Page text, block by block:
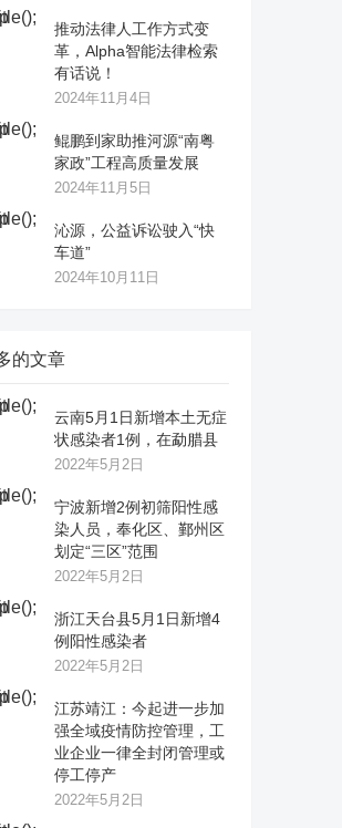
推动法律人工作方式变
革，Alpha智能法律检索
有话说！
2024年11月4日
鲲鹏到家助推河源“南粤
家政”工程高质量发展
2024年11月5日
沁源，公益诉讼驶入“快
车道”
2024年10月11日
的文章
云南5月1日新增本土无症
状感染者1例，在勐腊县
2022年5月2日
宁波新增2例初筛阳性感
染人员，奉化区、鄞州区
划定“三区”范围
2022年5月2日
浙江天台县5月1日新增4
例阳性感染者
2022年5月2日
江苏靖江：今起进一步加
强全域疫情防控管理，工
业企业一律全封闭管理或
停工停产
2022年5月2日